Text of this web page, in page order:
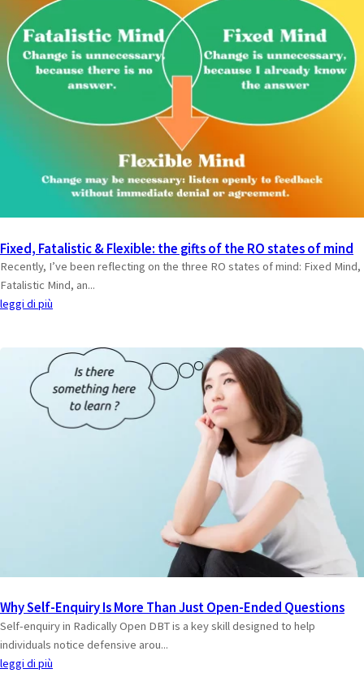
Fixed, Fatalistic & Flexible: the gifts of the RO states of mind
Recently, I’ve been reflecting on the three RO states of mind: Fixed Mind,
Fatalistic Mind, an...
leggi di più
Why Self-Enquiry Is More Than Just Open-Ended Questions
Self-enquiry in Radically Open DBT is a key skill designed to help
individuals notice defensive arou...
leggi di più